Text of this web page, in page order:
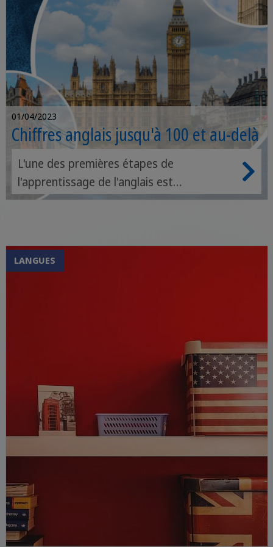
01/04/2023
Chiffres anglais jusqu'à 100 et au-delà
L'une des premières étapes de
l'apprentissage de l'anglais est
d'apprendre les chiffres en anglais. Savoir
comment prononcer les chiffres anglais
que l'on peut, par exemple, dire son âge
quotidienne, par exemple pour faire les
courses, au restaurant ou à la banque. Il
est donc important que tu commences
très tôt à apprendre à compter en anglais.
Pour que tu puisses t'entraîner
assidûment, nous te donnons une liste
claire des chiffres en anglais. Celle-ci te
permettra d'apprendre confortablement.
LANGUES